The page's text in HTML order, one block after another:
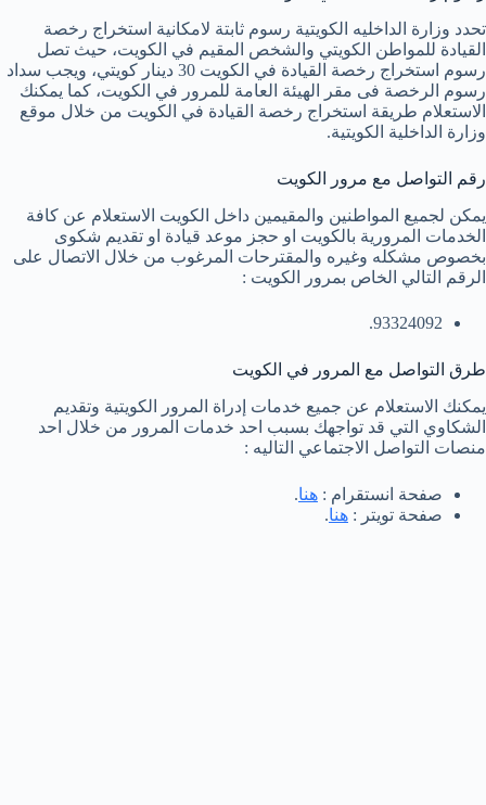
تحدد وزارة الداخليه الكويتية رسوم ثابتة لامكانية استخراج رخصة
القيادة للمواطن الكويتي والشخص المقيم في الكويت، حيث تصل
رسوم استخراج رخصة القيادة في الكويت 30 دينار كويتي، ويجب سداد
رسوم الرخصة فى مقر الهيئة العامة للمرور في الكويت، كما يمكنك
الاستعلام طريقة استخراج رخصة القيادة في الكويت من خلال موقع
وزارة الداخلية الكويتية.
رقم التواصل مع مرور الكويت
يمكن لجميع المواطنين والمقيمين داخل الكويت الاستعلام عن كافة
الخدمات المرورية بالكويت او حجز موعد قيادة او تقديم شكوى
بخصوص مشكله وغيره والمقترحات المرغوب من خلال الاتصال على
الرقم التالي الخاص بمرور الكويت :
93324092.
طرق التواصل مع المرور في الكويت
يمكنك الاستعلام عن جميع خدمات إدراة المرور الكويتية وتقديم
الشكاوي التي قد تواجهك بسبب احد خدمات المرور من خلال احد
منصات التواصل الاجتماعي التاليه :
صفحة انستقرام : هنا.
صفحة تويتر : هنا.